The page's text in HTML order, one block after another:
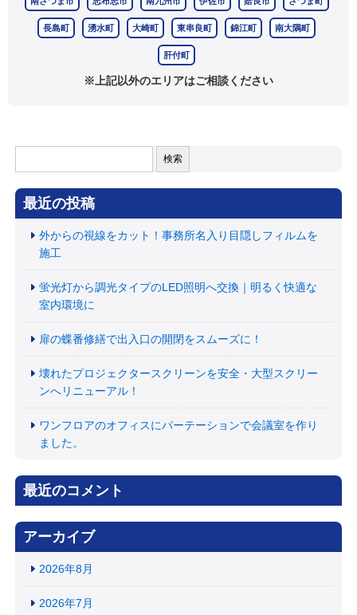
長島町 湧水町 大崎町 東串良町 錦江町 南大隅町
肝付町
※上記以外のエリアはご相談ください
索:
最近の投稿
外からの視線をカット！事務所名入り目隠しフィルムを
施工
蛍光灯から調光タイプのLED照明へ交換｜明るく快適な
室内環境に
扉の蝶番修繕で出入口の開閉をスムーズに！
壊れたプロジェクタースクリーンを安全・大型スクリー
ンへリニューアル！
ワンフロアのオフィスにパーテーションで会議室を作り
ました。
最近のコメント
アーカイブ
2026年8月
2026年7月